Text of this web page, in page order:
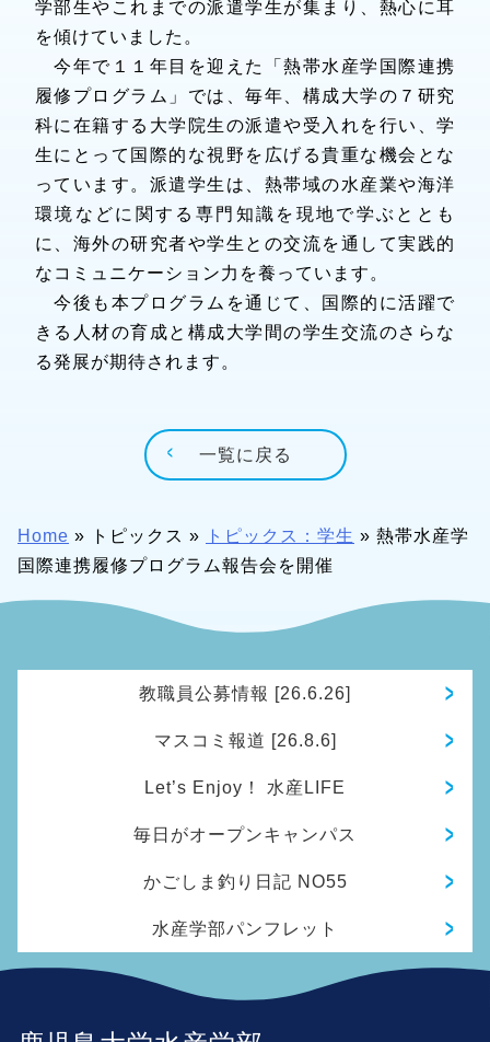
学部生やこれまでの派遣学生が集まり、熱心に耳
を傾けていました。
今年で１１年目を迎えた「熱帯水産学国際連携
履修プログラム」では、毎年、構成大学の７研究
科に在籍する大学院生の派遣や受入れを行い、学
生にとって国際的な視野を広げる貴重な機会とな
っています。派遣学生は、熱帯域の水産業や海洋
環境などに関する専門知識を現地で学ぶととも
に、海外の研究者や学生との交流を通して実践的
なコミュニケーション力を養っています。
今後も本プログラムを通じて、国際的に活躍で
きる人材の育成と構成大学間の学生交流のさらな
る発展が期待されます。
一覧に戻る
Home » トピックス » トピックス：学生 » 熱帯水産学
国際連携履修プログラム報告会を開催
教職員公募情報 [26.6.26]
マスコミ報道 [26.8.6]
Let’s Enjoy！ 水産LIFE
毎日がオープンキャンパス
かごしま釣り日記 NO55
水産学部パンフレット